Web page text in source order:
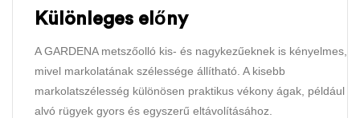
Különleges előny
A GARDENA metszőolló kis- és nagykezűeknek is kényelmes,
mivel markolatának szélessége állítható. A kisebb
markolatszélesség különösen praktikus vékony ágak, például
alvó rügyek gyors és egyszerű eltávolításához.